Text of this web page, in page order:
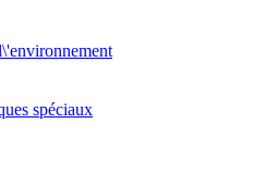
spéciaux